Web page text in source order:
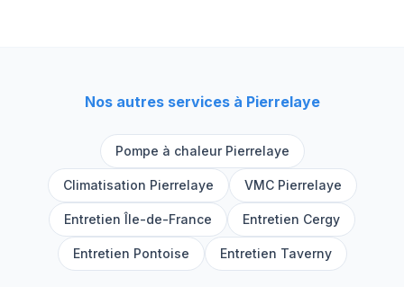
Nos autres services à Pierrelaye
Pompe à chaleur Pierrelaye
Climatisation Pierrelaye VMC Pierrelaye
Entretien Île-de-France Entretien Cergy
Entretien Pontoise Entretien Taverny